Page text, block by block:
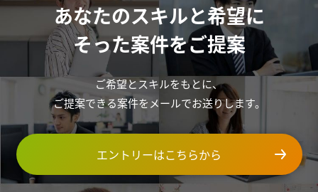
あなたのスキルと希望に
そった案件をご提案
ご希望とスキルをもとに、
ご提案できる案件をメールでお送りします。
エントリーはこちらから